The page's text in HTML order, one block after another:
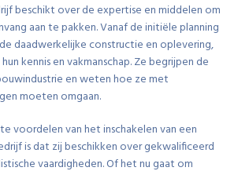
beschikt over de expertise en middelen om
aan te pakken. Vanaf de initiële planning
daadwerkelijke constructie en oplevering,
kennis en vakmanschap. Ze begrijpen de
en weten hoe ze met
moeten omgaan.
voordelen van het inschakelen van een
is dat zij beschikken over gekwalificeerd
vaardigheden. Of het nu gaat om